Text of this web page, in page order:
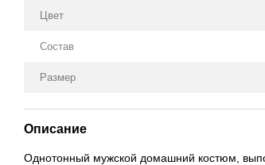
Цвет
Состав
Размер
Описание
Однотонный мужской домашний костюм,